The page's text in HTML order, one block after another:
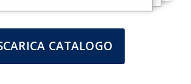
CATALOGO